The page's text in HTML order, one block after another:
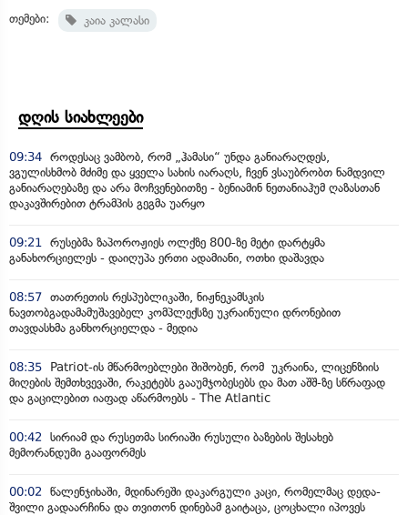
თემები: კაია კალასი
დღის სიახლეები
09:34 როდესაც ვამბობ, რომ „ჰამასი“ უნდა განიარაღდეს,
ვგულისხმობ მძიმე და ყველა სახის იარაღს, ჩვენ ვსაუბრობთ ნამდვილ
განიარაღებაზე და არა მოჩვენებითზე - ბენიამინ ნეთანიაჰუმ ღაზასთან
დაკავშირებით ტრამპის გეგმა უარყო
09:21
რუსებმა ზაპოროჟიეს ოლქზე 800-ზე მეტი დარტყმა
განახორციელეს - დაიღუპა ერთი ადამიანი, ოთხი დაშავდა
08:57 თათრეთის რესპუბლიკაში, ნიჟნეკამსკის
ნავთობგადამამუშავებელ კომპლექსზე უკრაინული დრონებით
თავდასხმა განხორციელდა - მედია
08:35
Patriot-ის მწარმოებლები შიშობენ, რომ უკრაინა, ლიცენზიის
მიღების შემთხვევაში, რაკეტებს გააუმჯობესებს და მათ აშშ-ზე სწრაფად
და გაცილებით იაფად აწარმოებს - The Atlantic
00:42
სირიამ და რუსეთმა სირიაში რუსული ბაზების შესახებ
მემორანდუმი გააფორმეს
00:02
წალენჯიხაში, მდინარეში დაკარგული კაცი, რომელმაც დედა-
შვილი გადაარჩინა და თვითონ დინებამ გაიტაცა, ცოცხალი იპოვეს